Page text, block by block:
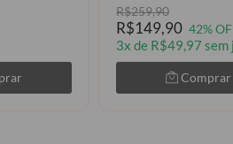
R$259,90
R$149,90 42%
3x de R$49,97 sem
Comprar